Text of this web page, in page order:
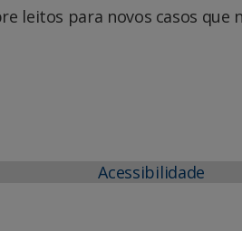
leitos para novos casos que
Acessibilidade